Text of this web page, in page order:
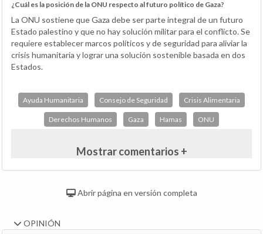
¿Cuál es la posición de la ONU respecto al futuro político de Gaza?
La ONU sostiene que Gaza debe ser parte integral de un futuro
Estado palestino y que no hay solución militar para el conflicto. Se
requiere establecer marcos políticos y de seguridad para aliviar la
crisis humanitaria y lograr una solución sostenible basada en dos
Estados.
Ayuda Humanitaria Consejo de Seguridad Crisis Alimentaria
Derechos Humanos Gaza Hamas ONU
Mostrar comentarios +
Abrir página en versión completa
OPINIÓN